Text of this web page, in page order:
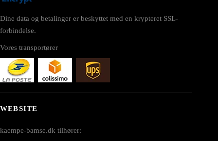
Dine data og betalinger er beskyttet med en krypteret SSL-
forbindelse.
Vores transportører
WEBSITE
kaempe-bamse.dk tilhører: